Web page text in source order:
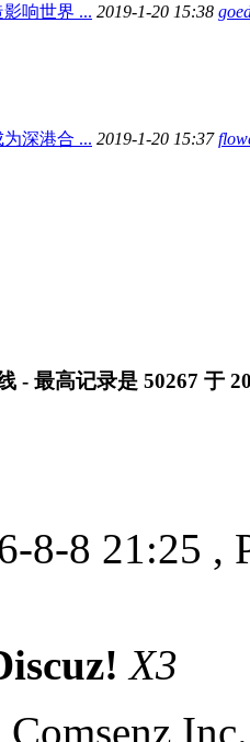
响世界 ... 2019-1-20 15:38
深港合 ... 2019-1-20 15:37
- 最高记录是 50267 于
8-8 21:25 ,
X3
Inc.